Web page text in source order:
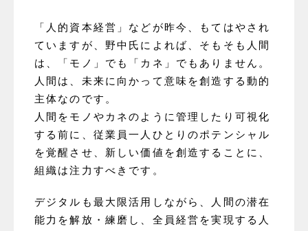
「人的資本経営」などが昨今、もてはやされ
ていますが、野中氏によれば、そもそも人間
は、「モノ」でも「カネ」でもありません。
人間は、未来に向かって意味を創造する動的
主体なのです。
人間をモノやカネのように管理したり可視化
する前に、従業員一人ひとりのポテンシャル
を覚醒させ、新しい価値を創造することに、
組織は注力すべきです。
デジタルも最大限活用しながら、人間の潜在
能力を解放・練磨し、全員経営を実現する人